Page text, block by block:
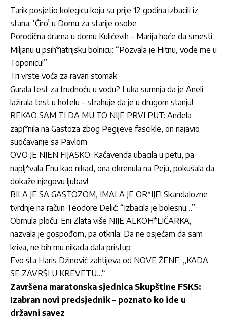
Tarik posjetio kolegicu koju su prije 12 godina izbacili iz
stana: ‘Ćiro’ u Domu za starije osobe
Porodična drama u domu Kulićevih – Marija hoće da smesti
Miljanu u psih*jatrijsku bolnicu: “Pozvala je Hitnu, vode me u
Toponicu!”
Tri vrste voća za ravan stomak
Gurala test za trudnoću u vodu? Luka sumnja da je Aneli
lažirala test u hotelu – strahuje da je u drugom stanju!
REKAO SAM TI DA MU TO NIJE PRVI PUT: Anđela
zapj*nila na Gastoza zbog Pegijeve fascikle, on najavio
suočavanje sa Pavlom
OVO JE NJEN FIJASKO: Kačavenda ubacila u petu, pa
naplj*vala Enu kao nikad, ona okrenula na Peju, pokušala da
dokaže njegovu ljubav!
BILA JE SA GASTOZOM, IMALA JE OR*IJE! Skandalozne
tvrdnje na račun Teodore Delić: “Izbacila je bolesnu…”
Obrnula ploču: Eni Zlata više NIJE ALKOH*LIČARKA,
nazvala je gospođom, pa otkrila: Da ne osjećam da sam
kriva, ne bih mu nikada dala pristup
Evo šta Haris Džinović zahtijeva od NOVE ŽENE: „KADA
SE ZAVRŠI U KREVETU…“
Završena maratonska sjednica Skupštine FSKS:
Izabran novi predsjednik – poznato ko ide u
državni savez